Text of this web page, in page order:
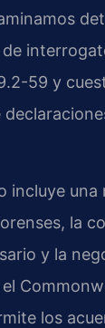
59 y
incluye una
la
y la
los